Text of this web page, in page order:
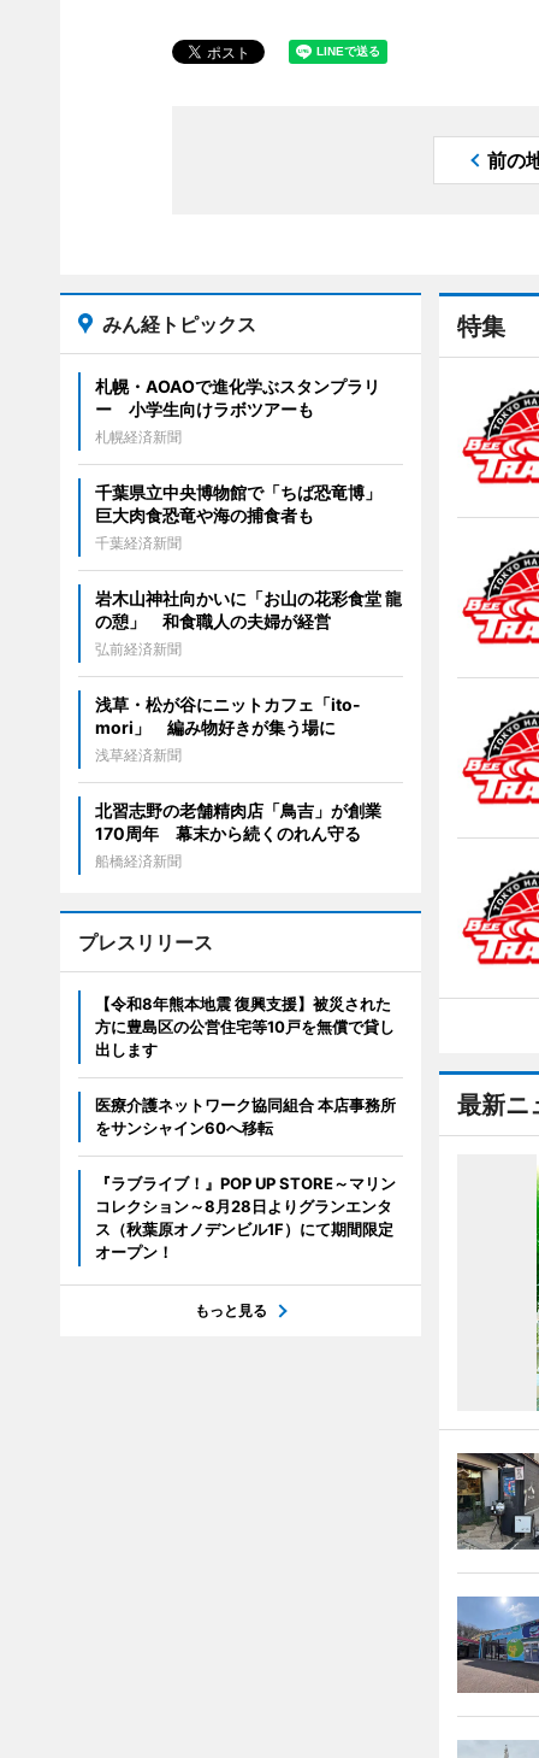
前の
特集
最新ニ
みん経トピックス
札幌・AOAOで進化学ぶスタンプラリ
ー 小学生向けラボツアーも
札幌経済新聞
千葉県立中央博物館で「ちば恐竜博」
巨大肉食恐竜や海の捕食者も
千葉経済新聞
岩木山神社向かいに「お山の花彩食堂 龍
の憩」 和食職人の夫婦が経営
弘前経済新聞
浅草・松が谷にニットカフェ「ito-
mori」 編み物好きが集う場に
浅草経済新聞
北習志野の老舗精肉店「鳥吉」が創業
170周年 幕末から続くのれん守る
船橋経済新聞
プレスリリース
【令和8年熊本地震 復興支援】被災された
方に豊島区の公営住宅等10戸を無償で貸し
出します
医療介護ネットワーク協同組合 本店事務所
をサンシャイン60へ移転
『ラブライブ！』POP UP STORE～マリン
コレクション～8月28日よりグランエンタ
ス（秋葉原オノデンビル1F）にて期間限定
オープン！
もっと見る